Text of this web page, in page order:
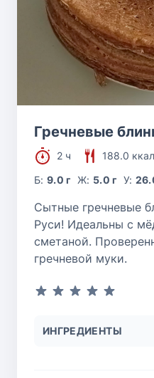
Гречневые
2 ч
188.0 ккал
Б:9.0 г Ж: 5.0 г У:
Сытные гречневые
Руси! Идеальны с
сметаной.
гречневой муки.
ИНГРЕДИЕНТЫ